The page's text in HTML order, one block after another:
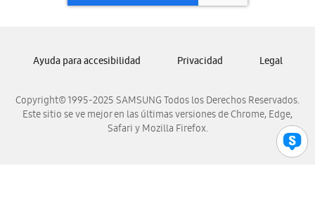
Samsung Panamá
Samsung Venezuela
Copyright© 1995-2025 SAMSUNG Todos los Derechos Reservados.
Este sitio se ve mejor en las últimas versiones de Chrome, Edge,
Safari y Mozilla Firefox.
Ayuda para accesibilidad Privacidad Legal